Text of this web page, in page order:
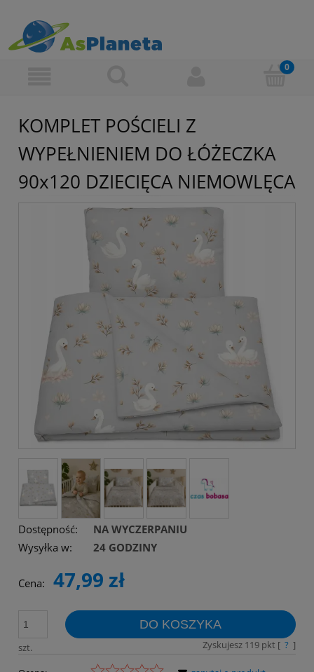
KOMPLET POŚCIELI Z
WYPEŁNIENIEM DO ŁÓŻECZKA
90x120 DZIECIĘCA NIEMOWLĘCA
Dostępność:
NA WYCZERPANIU
Wysyłka w:
24 GODZINY
Cena: 47,99 zł
szt.
DO KOSZYKA
Zyskujesz 119pkt [ ? ]